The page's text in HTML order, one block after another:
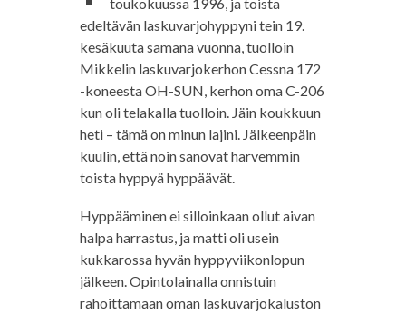
edeltävän laskuvarjohyppyni tein 19.
kesäkuuta samana vuonna, tuolloin
Mikkelin laskuvarjokerhon Cessna 172
-koneesta OH-SUN, kerhon oma C-206
kun oli telakalla tuolloin. Jäin koukkuun
heti – tämä on minun lajini. Jälkeenpäin
kuulin, että noin sanovat harvemmin
toista hyppyä hyppäävät.
Hyppääminen ei silloinkaan ollut aivan
halpa harrastus, ja matti oli usein
kukkarossa hyvän hyppyviikonlopun
jälkeen. Opintolainalla onnistuin
rahoittamaan oman laskuvarjokaluston